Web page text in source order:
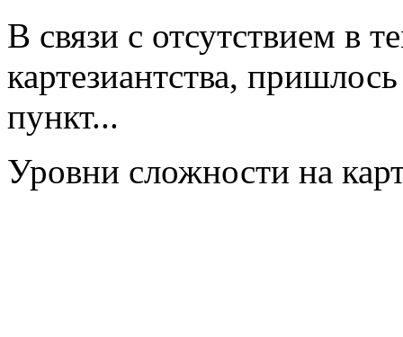
В связи с отсутствием в
картезиантства,
пункт...
Уровни сложности на